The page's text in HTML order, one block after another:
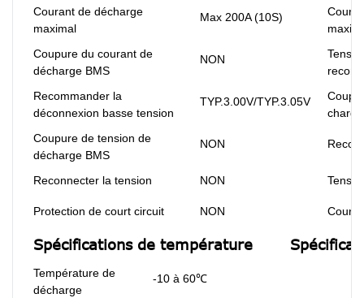
Courant de décharge
maximal
Max 200A (10S)
Coupure du courant de
décharge BMS
NON
Recommander la
déconnexion basse tension
TYP.3.00V/TYP.3.05V
Coupure de tension de
décharge BMS
NON
Reconnecter la tension NON
Protection de court circuit NON
Spécifications de température
Température de
décharge
-10 à 60℃